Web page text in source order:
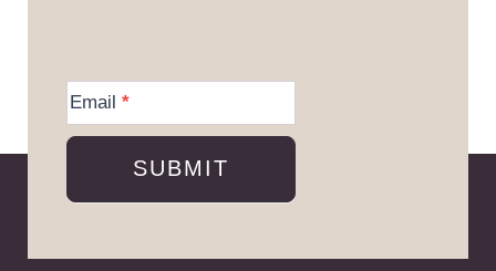
Information
Email *
SUBMIT